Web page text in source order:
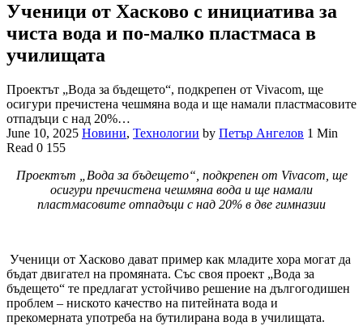
Ученици от Хасково с инициатива за
чиста вода и по-малко пластмаса в
училищата
Проектът „Вода за бъдещето“, подкрепен от Vivacom, ще
осигури пречистена чешмяна вода и ще намали пластмасовите
отпадъци с над 20%…
June 10, 2025 Новини, Технологии by Петър Ангелов 1 Min
Read 0 155
Проектът „Вода за бъдещето“, подкрепен от Vivacom, ще
осигури пречистена чешмяна вода и ще намали
пластмасовите отпадъци с над 20% в две гимназии
Ученици от Хасково дават пример как младите хора могат да
бъдат двигател на промяната. Със своя проект „Вода за
бъдещето“ те предлагат устойчиво решение на дългогодишен
проблем – ниското качество на питейната вода и
прекомерната употреба на бутилирана вода в училищата.